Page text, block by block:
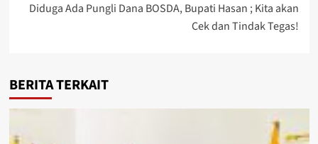
Diduga Ada Pungli Dana BOSDA, Bupati Hasan ; Kita akan
Cek dan Tindak Tegas!
BERITA TERKAIT